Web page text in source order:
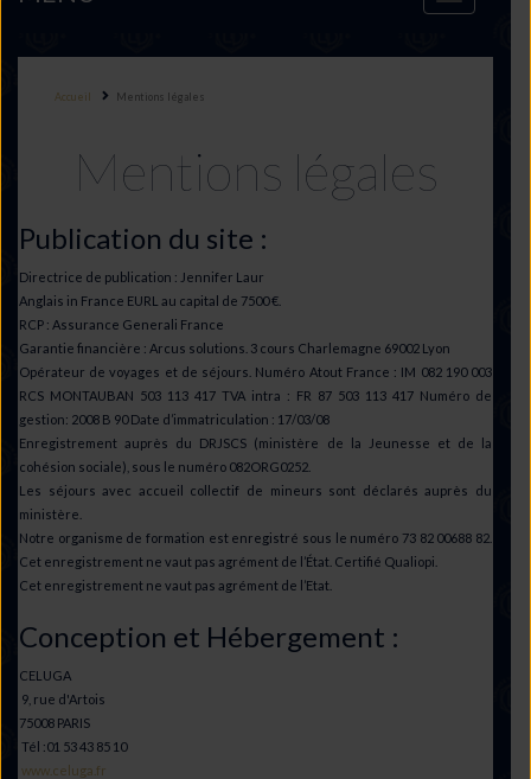
navigation
Accueil Mentions légales
Mentions légales
Publication du site :
Directrice de publication : Jennifer Laur
Anglais in France EURL au capital de 7500 €.
RCP : Assurance Generali France
Garantie financière : Arcus solutions. 3 cours Charlemagne 69002 Lyon
Opérateur de voyages et de séjours. Numéro Atout France : IM 082 190 003
RCS MONTAUBAN 503 113 417 TVA intra : FR 87 503 113 417 Numéro de
gestion: 2008 B 90 Date d’immatriculation : 17/03/08
Enregistrement auprès du DRJSCS (ministère de la Jeunesse et de la
cohésion sociale), sous le numéro 082ORG0252.
Les séjours avec accueil collectif de mineurs sont déclarés auprès du
ministère.
Notre organisme de formation est enregistré sous le numéro 73 82 00688 82.
Cet enregistrement ne vaut pas agrément de l’État. Certifié Qualiopi.
Cet enregistrement ne vaut pas agrément de l’Etat.
Conception et Hébergement :
CELUGA
9, rue d'Artois
75008 PARIS
Tél :01 53 43 85 10
www.celuga.fr